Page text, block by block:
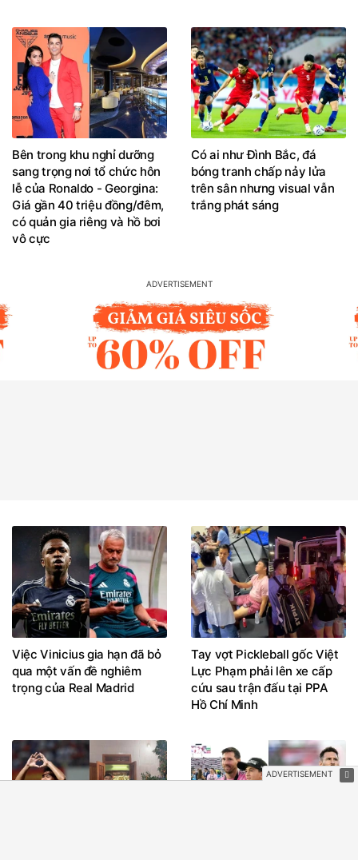
Bên trong khu nghỉ dưỡng
sang trọng nơi tổ chức hôn
lễ của Ronaldo - Georgina:
Giá gần 40 triệu đồng/đêm,
có quản gia riêng và hồ bơi
vô cực
Có ai như Đình Bắc, đá
bóng tranh chấp nảy lửa
trên sân nhưng visual vẫn
trắng phát sáng
Việc Vinicius gia hạn đã bỏ
qua một vấn đề nghiêm
trọng của Real Madrid
Tay vợt Pickleball gốc Việt
Lực Phạm phải lên xe cấp
cứu sau trận đấu tại PPA
Hồ Chí Minh